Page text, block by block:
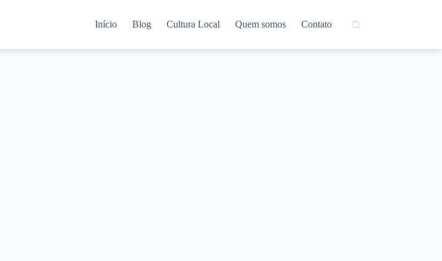
Início Blog Cultura Local Quem somos Contato